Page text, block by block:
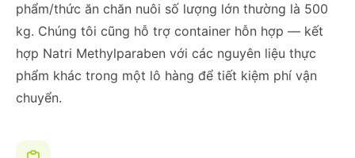
phẩm/thức ăn chăn nuôi số lượng lớn thường là 500
kg. Chúng tôi cũng hỗ trợ container hỗn hợp — kết
hợp Natri Methylparaben với các nguyên liệu thực
phẩm khác trong một lô hàng để tiết kiệm phí vận
chuyển.